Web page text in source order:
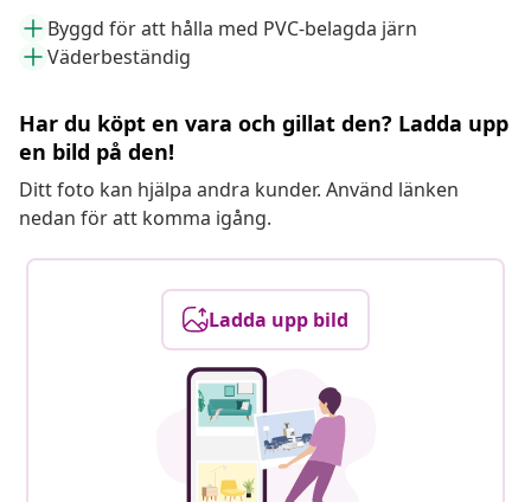
Byggd för att hålla med PVC-belagda järn
Väderbeständig
Har du köpt en vara och gillat den? Ladda upp
en bild på den!
Ditt foto kan hjälpa andra kunder. Använd länken
nedan för att komma igång.
Ladda upp bild